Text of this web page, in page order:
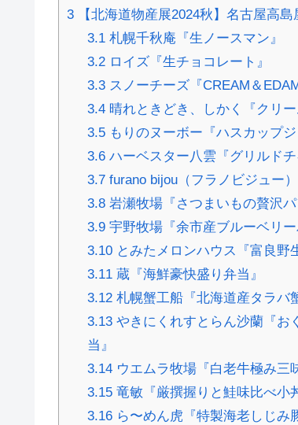
3 【北海道物産展2024秋】名古屋高
3.1札幌千秋庵『生ノースマン』
3.2ロイズ『生チョコレート』
3.3スノーチーズ『CREAM＆EDAM
3.4晴れときどき、しかく『クリー
3.5もりのヌーボー『ハスカップジ
3.6ハーベスター八雲『グリルドチ
3.7furano bijou（フラノビジュー
3.8岩瀬牧場『さつまいもの贅沢パ
3.9宇野牧場『余市産ブルーベリー
3.10とみたメロンハウス『富良野
3.11蔵『海鮮豪快盛り弁当』
3.12札幌蟹工船『北海道産タラバ
3.13やきにくれすとらん沙蘭『お
当』
3.14ウエムラ牧場『白老牛極み三
3.15竜敏『厳撰握りと鮭味比べ小
3.16ら〜めん虎『特製海老しじみ